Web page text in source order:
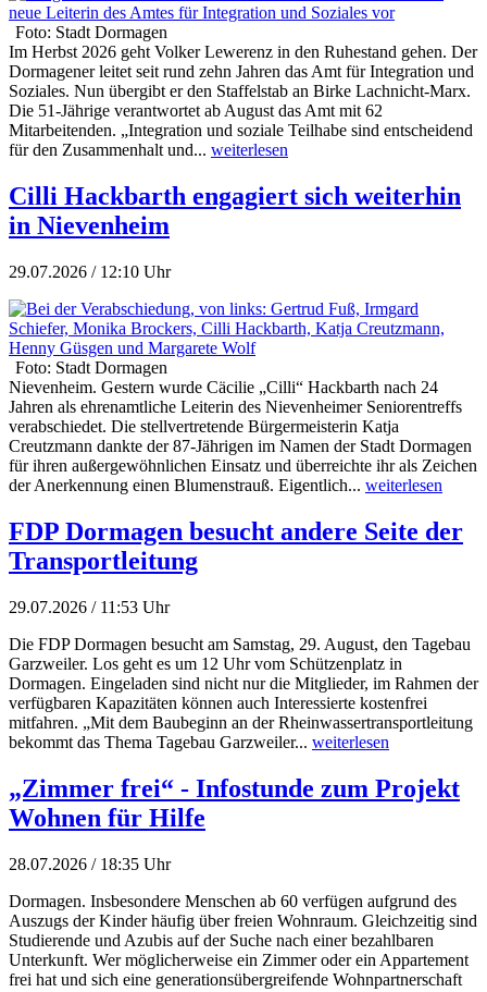
Foto: Stadt Dormagen
Im Herbst 2026 geht Volker Lewerenz in den Ruhestand gehen. Der
Dormagener leitet seit rund zehn Jahren das Amt für Integration und
Soziales. Nun übergibt er den Staffelstab an Birke Lachnicht-Marx.
Die 51-Jährige verantwortet ab August das Amt mit 62
Mitarbeitenden. „Integration und soziale Teilhabe sind entscheidend
für den Zusammenhalt und... weiterlesen
Cilli Hackbarth engagiert sich weiterhin
in Nievenheim
29.07.2026 / 12:10 Uhr
Foto: Stadt Dormagen
Nievenheim. Gestern wurde Cäcilie „Cilli“ Hackbarth nach 24
Jahren als ehrenamtliche Leiterin des Nievenheimer Seniorentreffs
verabschiedet. Die stellvertretende Bürgermeisterin Katja
Creutzmann dankte der 87-Jährigen im Namen der Stadt Dormagen
für ihren außergewöhnlichen Einsatz und überreichte ihr als Zeichen
der Anerkennung einen Blumenstrauß. Eigentlich... weiterlesen
FDP Dormagen besucht andere Seite der
Transportleitung
29.07.2026 / 11:53 Uhr
Die FDP Dormagen besucht am Samstag, 29. August, den Tagebau
Garzweiler. Los geht es um 12 Uhr vom Schützenplatz in
Dormagen. Eingeladen sind nicht nur die Mitglieder, im Rahmen der
verfügbaren Kapazitäten können auch Interessierte kostenfrei
mitfahren. „Mit dem Baubeginn an der Rheinwassertransportleitung
bekommt das Thema Tagebau Garzweiler... weiterlesen
„Zimmer frei“ - Infostunde zum Projekt
Wohnen für Hilfe
28.07.2026 / 18:35 Uhr
Dormagen. Insbesondere Menschen ab 60 verfügen aufgrund des
Auszugs der Kinder häufig über freien Wohnraum. Gleichzeitig sind
Studierende und Azubis auf der Suche nach einer bezahlbaren
Unterkunft. Wer möglicherweise ein Zimmer oder ein Appartement
frei hat und sich eine generationsübergreifende Wohnpartnerschaft